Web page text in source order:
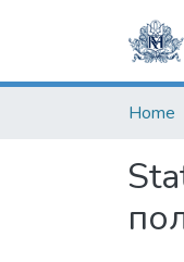
Home